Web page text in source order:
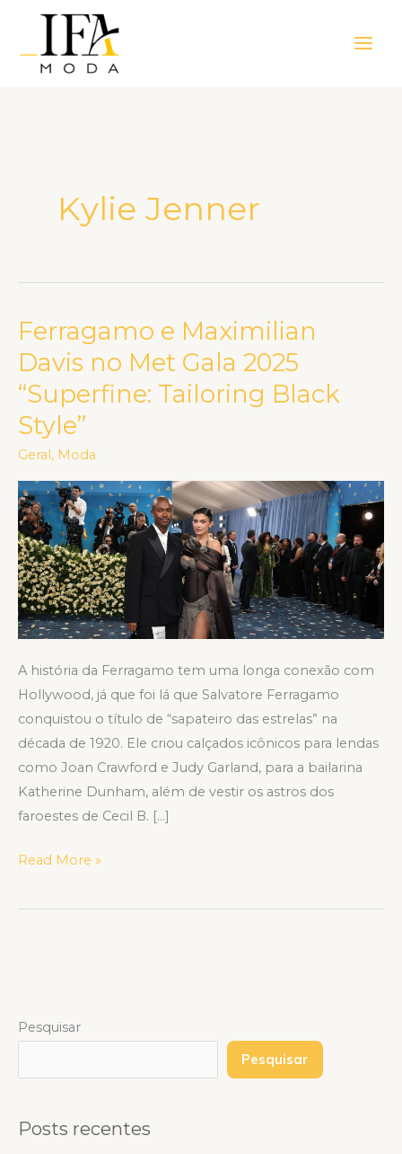
Menu
Kylie Jenner
Ferragamo e Maximilian
Davis no Met Gala 2025
“Superfine: Tailoring Black
Style”
Geral , Moda
A história da Ferragamo tem uma longa conexão com
Hollywood, já que foi lá que Salvatore Ferragamo
conquistou o título de “sapateiro das estrelas” na
década de 1920. Ele criou calçados icônicos para lendas
como Joan Crawford e Judy Garland, para a bailarina
Katherine Dunham, além de vestir os astros dos
faroestes de Cecil B. […]
Ferragamo
e
Maximilian
Davis
no
Met
2025
“Superfine:
Tailoring
Black
Style”
Read More »
Pesquisar
Pesquisar
Posts recentes